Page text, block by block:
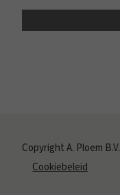
Copyright A. Ploem B.V.
Cookiebeleid